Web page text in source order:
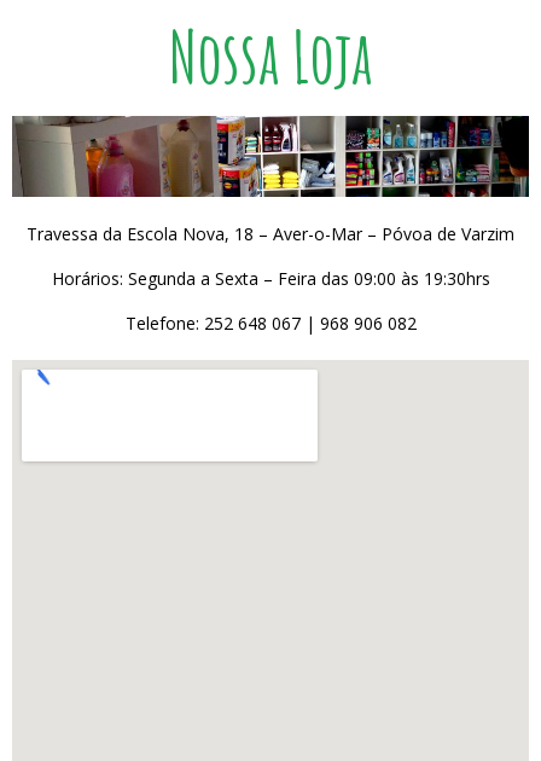
Nossa Loja
Travessa da Escola Nova, 18 – Aver-o-Mar – Póvoa de Varzim
Horários: Segunda a Sexta – Feira das 09:00 às 19:30hrs
Telefone: 252 648 067 | 968 906 082